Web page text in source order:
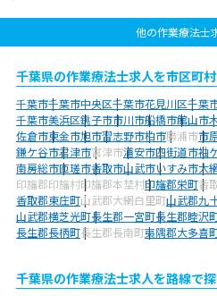
他の作業療法士
千葉県の作業療法士求人を市区町
千葉市千葉市中央区千葉市花見川区千葉
千葉市美浜区銚子市市川市船橋市館山市
佐倉市東金市旭市習志野市柏市勝浦市市
鎌ケ谷市君津市富津市浦安市四街道市袖
南房総市匝瑳市香取市山武市いすみ市大
印旛郡印旛村印旛郡本埜村印旛郡栄町香
香取郡東庄町山武郡大網白里町山武郡九
山武郡横芝光町長生郡一宮町長生郡睦沢
長生郡長柄町長生郡長南町夷隅郡大多喜
千葉県の作業療法士求人を路線で